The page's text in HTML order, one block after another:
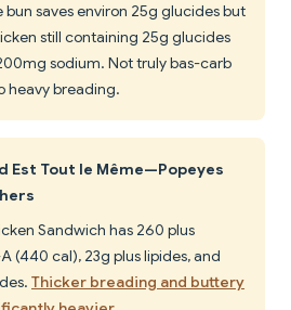
bun saves environ 25g glucides but
still containing 25g glucides
sodium. Not truly bas-carb
heavy breading.
Est Tout le Même—Popeyes
Sandwich has 260 plus
(440 cal), 23g plus lipides, and
Thicker breading and buttery